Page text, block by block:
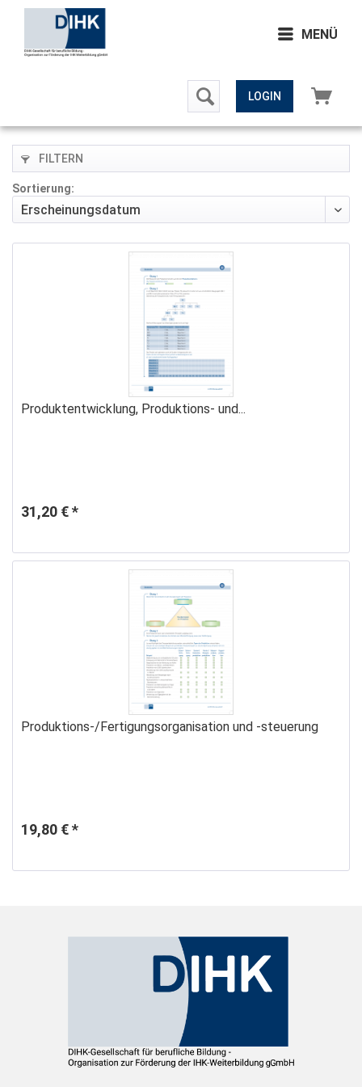
MENÜ
LOGIN
FILTERN
Sortierung:
Produktentwicklung, Produktions- und...
31,20 € *
Produktions-/Fertigungsorganisation und -steuerung
19,80 € *